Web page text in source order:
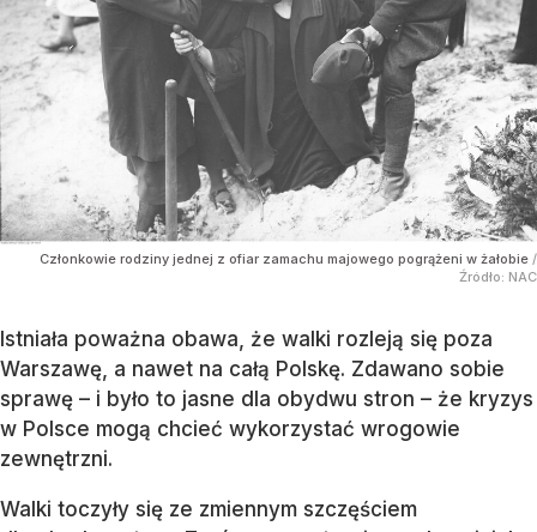
Członkowie rodziny jednej z ofiar zamachu majowego pogrążeni w żałobie /
Źródło: NAC
Istniała poważna obawa, że walki rozleją się poza
Warszawę, a nawet na całą Polskę. Zdawano sobie
sprawę – i było to jasne dla obydwu stron – że kryzys
w Polsce mogą chcieć wykorzystać wrogowie
zewnętrzni.
Walki toczyły się ze zmiennym szczęściem